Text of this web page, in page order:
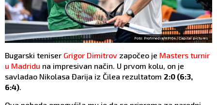
Foto: Profimedia/MPI04 / Capital pictures
Bugarski teniser Grigor Dimitrov započeo je Masters turnir
u Madridu na impresivan način. U prvom kolu, on je
savladao Nikolasa Đarija iz Čilea rezultatom 2:0 (6:3,
6:4).